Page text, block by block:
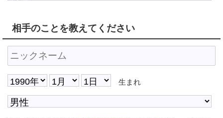
相手のことを教えてください
生まれ